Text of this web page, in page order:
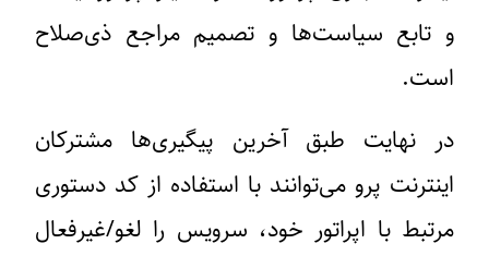
و تابع سیاست‌ها و تصمیم مراجع ذی‌صلاح
است.
در نهایت طبق آخرین پیگیری‌ها مشترکان
اینترنت پرو می‌توانند با استفاده از کد دستوری
مرتبط با اپراتور خود، سرویس را لغو/غیرفعال